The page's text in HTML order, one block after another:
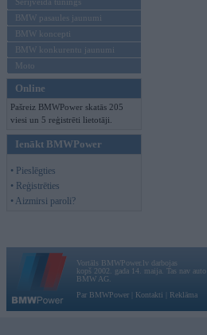
BMW pasaules jaunumi
BMW koncepti
BMW konkurentu jaunumi
Moto
Online
Pašreiz BMWPower skatās 205
viesi un 5 reģistrēti lietotāji.
Ienākt BMWPower
• Pieslēgties
• Reģistrēties
• Aizmirsi paroli?
Vortāls BMWPower.lv darbojas
kopš 2002. gada 14. maija. Tas nav
BMW AG.
Par BMWPower
Kontakti Reklāma